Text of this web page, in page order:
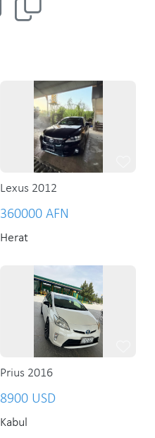
Lexus 2012
360000 AFN
Herat
Prius 2016
8900 USD
Kabul